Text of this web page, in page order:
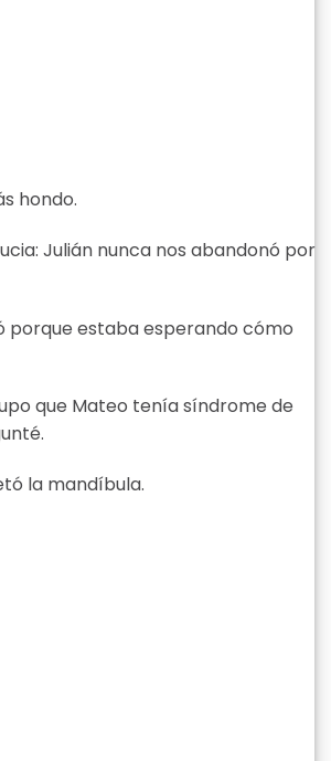
hondo.
Julián nunca nos abandonó por
porque estaba esperando cómo
que Mateo tenía síndrome de
la mandíbula.